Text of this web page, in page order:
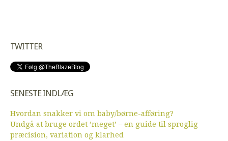
TWITTER
SENESTE INDLÆG
Hvordan snakker vi om baby/børne-afføring?
Undgå at bruge ordet ’meget’ – en guide til sproglig
præcision, variation og klarhed